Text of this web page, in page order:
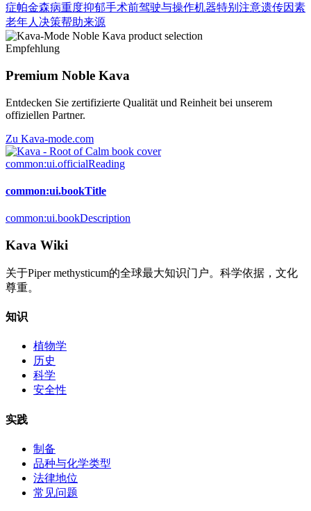
症帕金森病重度抑郁手术前驾驶与操作机器特别注意遗传因素
老年人 决策帮助来源
Empfehlung
Premium Noble Kava
Entdecken Sie zertifizierte Qualität und Reinheit bei unserem
offiziellen Partner.
Zu Kava-mode.com
common:ui.officialReading
common:ui.bookTitle
common:ui.bookDescription
Kava Wiki
关于Piper methysticum的全球最大知识门户。科学依据，文化
尊重。
知识
植物学
历史
科学
安全性
实践
制备
品种与化学类型
法律地位
常见问题